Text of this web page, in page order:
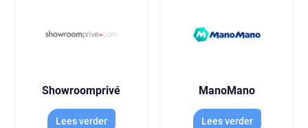
Showroomprivé
Lees verder
ManoMano
Lees verder